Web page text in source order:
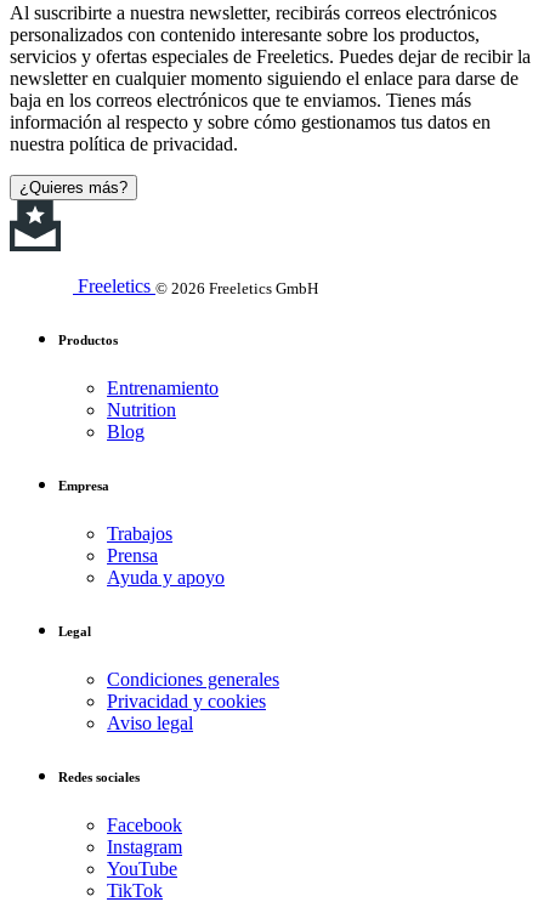
Al suscribirte a nuestra newsletter, recibirás correos electrónicos
personalizados con contenido interesante sobre los productos,
servicios y ofertas especiales de Freeletics. Puedes dejar de recibir la
newsletter en cualquier momento siguiendo el enlace para darse de
baja en los correos electrónicos que te enviamos. Tienes más
información al respecto y sobre cómo gestionamos tus datos en
nuestra política de privacidad.
¿Quieres más?
Freeletics © 2026 Freeletics GmbH
Productos
Entrenamiento
Nutrition
Blog
Empresa
Trabajos
Prensa
Ayuda y apoyo
Legal
Condiciones generales
Privacidad y cookies
Aviso legal
Redes sociales
Facebook
Instagram
YouTube
TikTok